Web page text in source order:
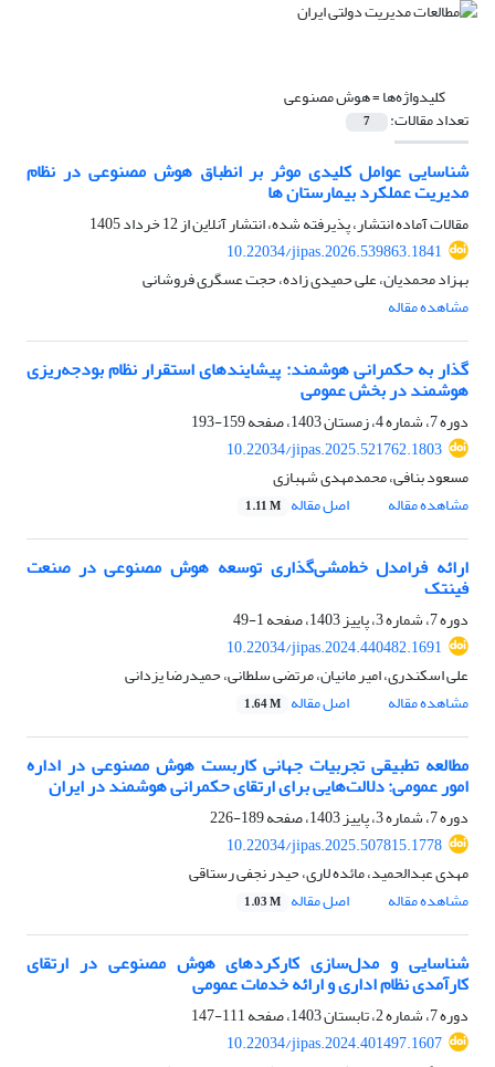
کلیدواژه‌ها =هوش مصنوعی
تعداد مقالات: 7
شناسایی عوامل کلیدی موثر بر انطباق هوش مصنوعی در نظام
مدیریت عملکرد بیمارستان ها
مقالات آماده انتشار، پذیرفته شده، انتشار آنلاین از12 خرداد 1405
10.22034/jipas.2026.539863.1841
بهزاد محمدیان، علی حمیدی زاده، حجت عسگری فروشانی
مشاهده مقاله
گذار به حکمرانی هوشمند: پیشایندهای استقرار نظام بودجه‌ریزی
هوشمند در بخش عمومی
دوره 7، شماره 4، زمستان 1403، صفحه
159-193
10.22034/jipas.2025.521762.1803
مسعود بنافی، محمدمهدی شهبازی
مشاهده مقاله
اصل مقاله 1.11 M
ارائه فرامدل خط‌مشی‌گذاری توسعه هوش مصنوعی در صنعت
فینتک
دوره 7، شماره 3، پاییز 1403، صفحه
1-49
10.22034/jipas.2024.440482.1691
علی اسکندری، امیر مانیان، مرتضی سلطانی، حمیدرضا یزدانی
مشاهده مقاله
اصل مقاله 1.64 M
مطالعه تطبیقی تجربیات جهانی کاربست هوش مصنوعی در اداره
امور عمومی: دلالت‌هایی برای ارتقای حکمرانی هوشمند در ایران
دوره 7، شماره 3، پاییز 1403، صفحه
189-226
10.22034/jipas.2025.507815.1778
مهدی عبدالحمید، مائده لاری، حیدر نجفی رستاقی
مشاهده مقاله
اصل مقاله 1.03 M
شناسایی و مدل‌سازی کارکردهای هوش مصنوعی در ارتقای
کارآمدی نظام اداری و ارائه خدمات عمومی
دوره 7، شماره 2، تابستان 1403، صفحه
111-147
10.22034/jipas.2024.401497.1607